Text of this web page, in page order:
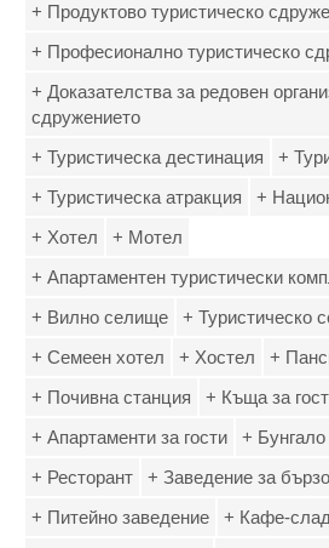
+ Продуктово туристическо
+ Професионално туристическо
+ Доказателства за редовен
сдружението
+ Туристическа дестинация
+
+ Туристическа атракция
+
+ Хотел
+ Мотел
+ Апартаментен туристически
+ Вилно селище
+ Туристическо
+ Семеен хотел
+ Хостел
+
+ Почивна станция
+ Къща за
+ Апартаменти за гости
+ Бунгало
+ Ресторант
+ Заведение за
+ Питейно заведение
+ Кафе-